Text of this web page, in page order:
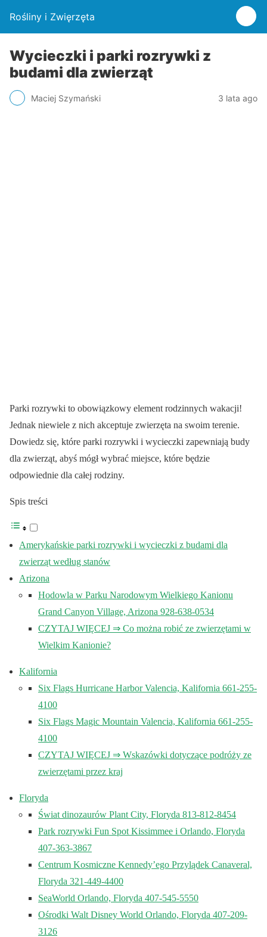
Rośliny i Zwięrzęta
Wycieczki i parki rozrywki z
budami dla zwierząt
Maciej Szymański 3 lata ago
Parki rozrywki to obowiązkowy element rodzinnych wakacji!
Jednak niewiele z nich akceptuje zwierzęta na swoim terenie.
Dowiedz się, które parki rozrywki i wycieczki zapewniają budy
dla zwierząt, abyś mógł wybrać miejsce, które będzie
odpowiednie dla całej rodziny.
Spis treści
Amerykańskie parki rozrywki i wycieczki z budami dla
zwierząt według stanów
Arizona
Hodowla w Parku Narodowym Wielkiego Kanionu
Grand Canyon Village, Arizona 928-638-0534
CZYTAJ WIĘCEJ ⇒ Co można robić ze zwierzętami w
Wielkim Kanionie?
Kalifornia
Six Flags Hurricane Harbor Valencia, Kalifornia 661-255-
4100
Six Flags Magic Mountain Valencia, Kalifornia 661-255-
4100
CZYTAJ WIĘCEJ ⇒ Wskazówki dotyczące podróży ze
zwierzętami przez kraj
Floryda
Świat dinozaurów Plant City, Floryda 813-812-8454
Park rozrywki Fun Spot Kissimmee i Orlando, Floryda
407-363-3867
Centrum Kosmiczne Kennedy’ego Przylądek Canaveral,
Floryda 321-449-4400
SeaWorld Orlando, Floryda 407-545-5550
Ośrodki Walt Disney World Orlando, Floryda 407-209-
3126